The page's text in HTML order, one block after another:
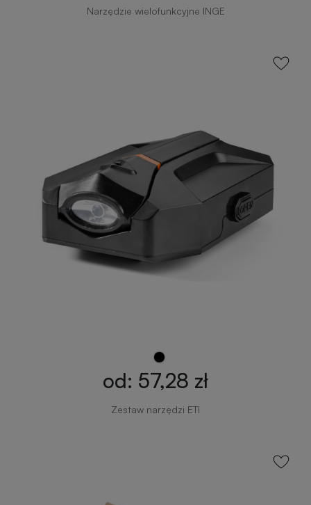
Narzędzie wielofunkcyjne INGE
od: 57,28 zł
Zestaw narzędzi ETI